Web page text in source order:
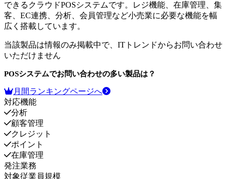
できるクラウドPOSシステムです。レジ機能、在庫管理、集
客、EC連携、分析、会員管理など小売業に必要な機能を幅
広く搭載しています。
当該製品は情報のみ掲載中で、ITトレンドからお問い合わせ
いただけません
POSシステムでお問い合わせの多い製品は？
月間ランキングページへ
対応機能
分析
顧客管理
クレジット
ポイント
在庫管理
発注業務
対象従業員規模